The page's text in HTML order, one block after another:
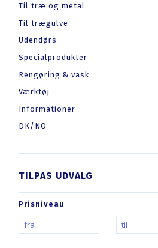
Til træ og metal
Til trægulve
Udendørs
Specialprodukter
Rengøring & vask
Værktøj
Informationer
DK/NO
TILPAS UDVALG
Prisniveau